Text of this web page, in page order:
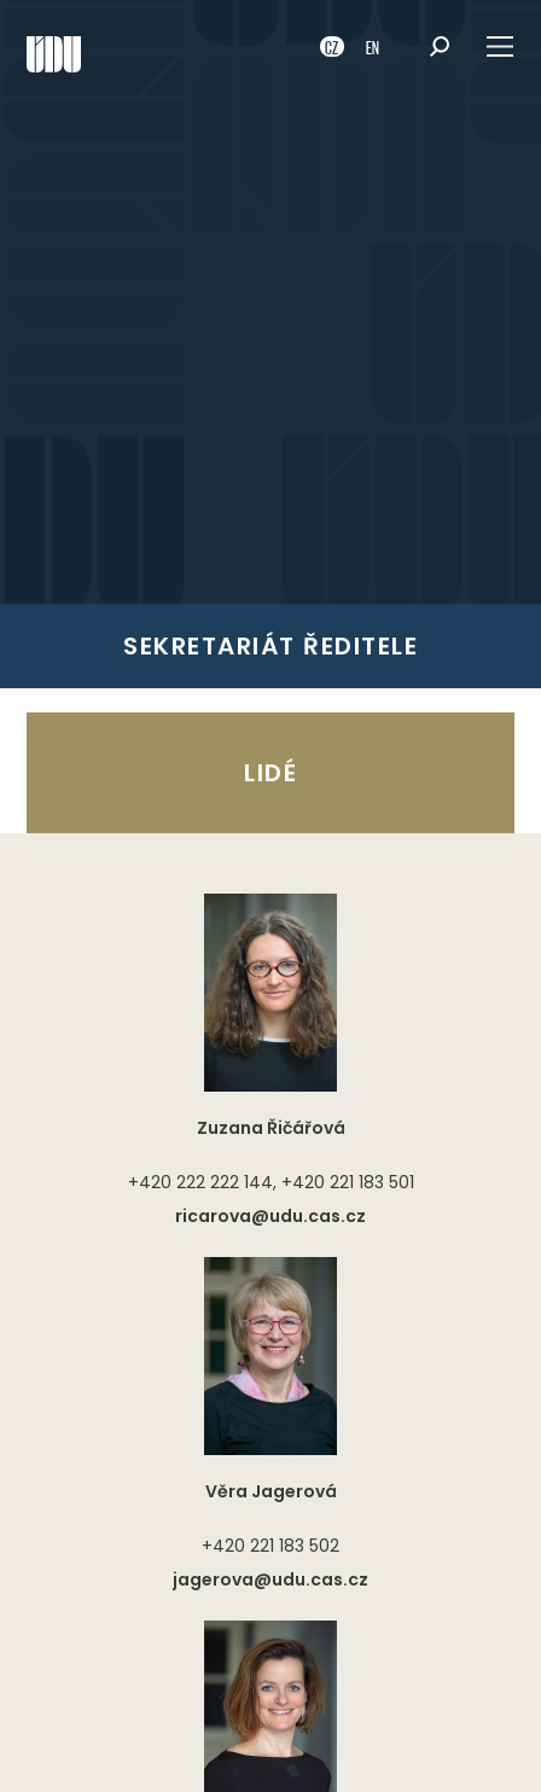
CZ EN
SEKRETARIÁT ŘEDITELE
LIDÉ
Zuzana Řičářová
+420 222 222 144, +420 221 183 501
ricarova@udu.cas.cz
Věra Jagerová
+420 221 183 502
jagerova@udu.cas.cz